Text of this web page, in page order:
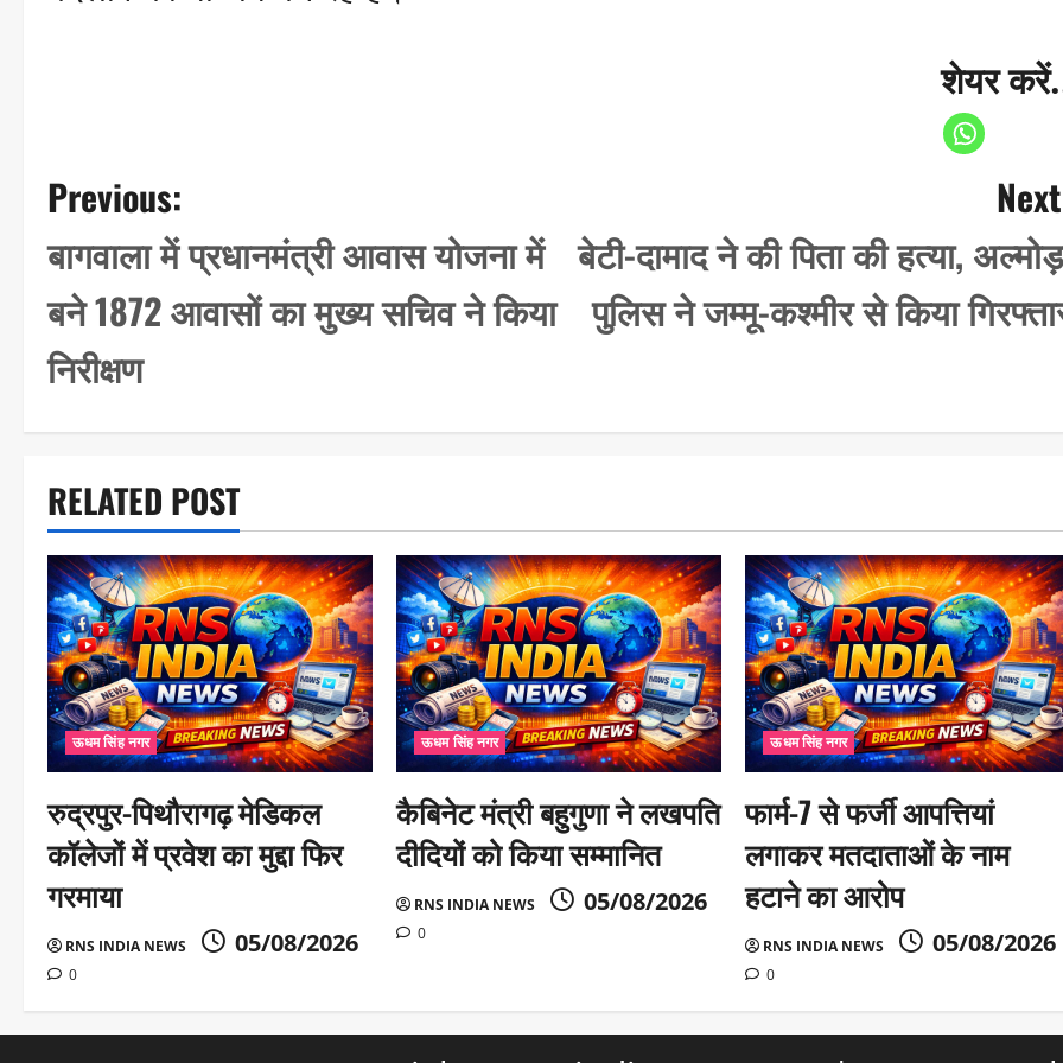
शेयर
P
s
t
n
v
i
g
a
t
i
o
n
Previous:
बागवाला में प्रधानमंत्री आवास योजना में
बने 1872 आवासों का मुख्य सचिव ने किया
निरीक्षण
बेटी-दामाद ने की पिता की हत्या,
पुलिस ने जम्मू-कश्मीर से किया
RELATED POST
ऊधम सिंह नगर
रुद्रपुर-पिथौरागढ़ मेडिकल
कॉलेजों में प्रवेश का मुद्दा फिर
गरमाया
RNS INDIA NEWS 05/08/2026
0
ऊधम सिंह नगर
कैबिनेट मंत्री बहुगुणा ने लखपति
दीदियों को किया सम्मानित
RNS INDIA NEWS 05/08/2026
0
ऊधम सिंह नगर
फार्म-7 से फर्जी आपत्तियां
लगाकर मतदाताओं के नाम
हटाने का आरोप
RNS INDIA NEWS 05/08/2026
0